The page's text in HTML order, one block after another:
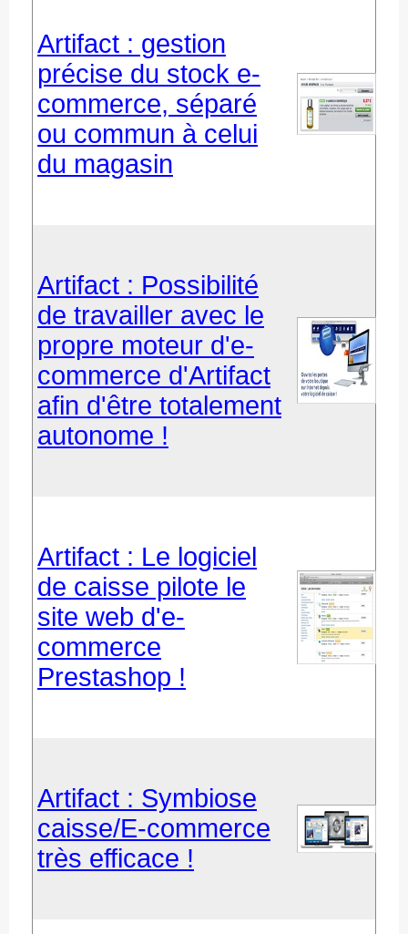
Artifact : gestion
précise du stock e-
commerce, séparé
ou commun à celui
du magasin
Artifact : Possibilité
de travailler avec le
propre moteur d'e-
commerce d'Artifact
afin d'être totalement
autonome !
Artifact : Le logiciel
de caisse pilote le
site web d'e-
commerce
Prestashop !
Artifact : Symbiose
caisse/E-commerce
très efficace !